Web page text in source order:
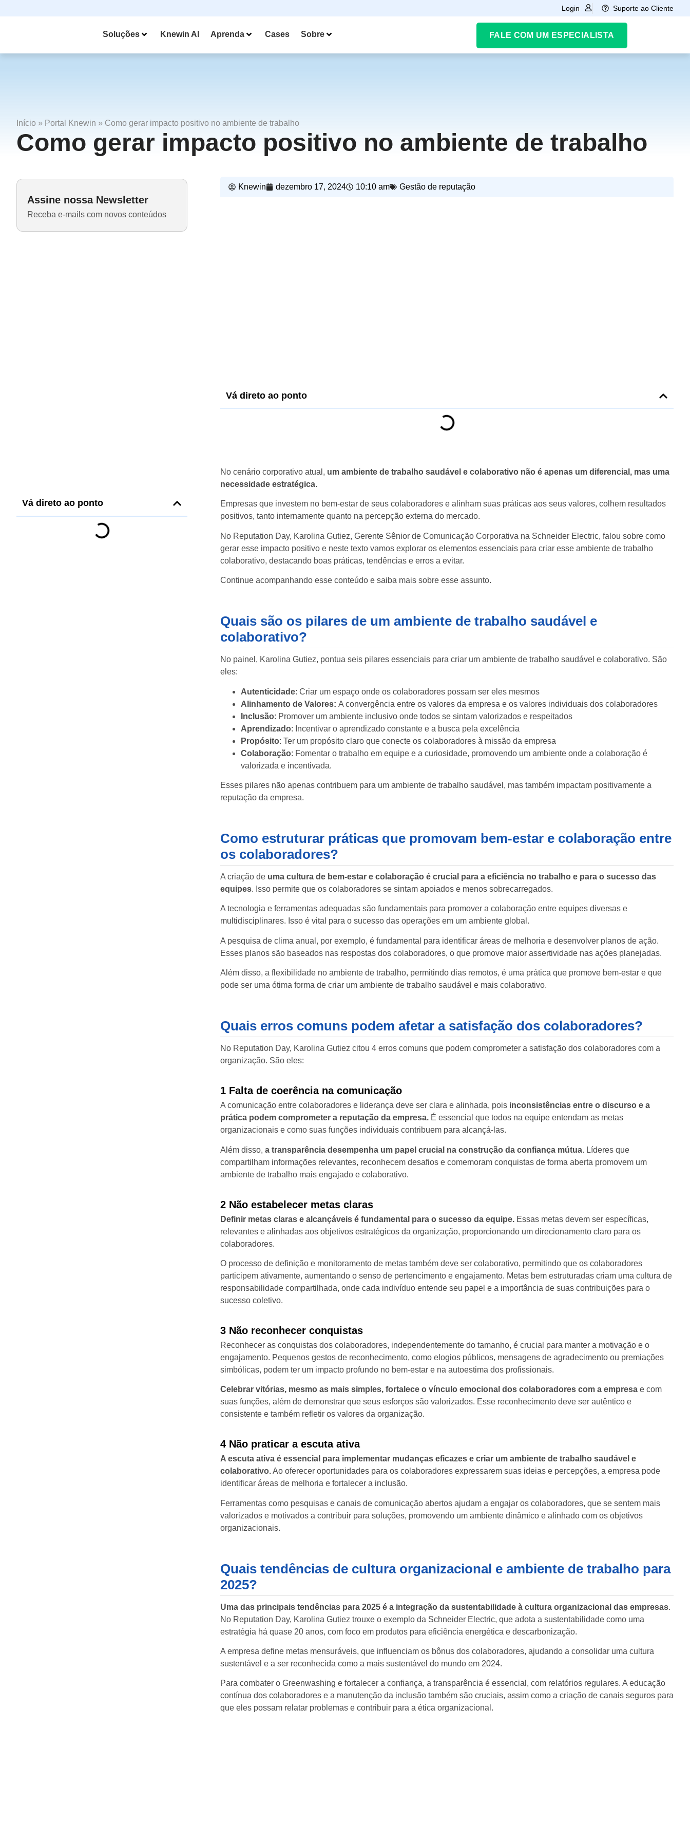
Login Suporte ao Cliente
Soluções Knewin AI Aprenda Cases Sobre FALE COM UM ESPECIALISTA
Início » Portal Knewin » Como gerar impacto positivo no ambiente de trabalho
Como gerar impacto positivo no ambiente de trabalho
Assine nossa Newsletter
Receba e-mails com novos conteúdos
Vá direto ao ponto
Knewin dezembro 17, 2024 10:10 am Gestão de reputação
Vá direto ao ponto
No cenário corporativo atual, um ambiente de trabalho saudável e colaborativo não é apenas um diferencial, mas uma
necessidade estratégica.
Empresas que investem no bem-estar de seus colaboradores e alinham suas práticas aos seus valores, colhem resultados
positivos, tanto internamente quanto na percepção externa do mercado.
No Reputation Day, Karolina Gutiez, Gerente Sênior de Comunicação Corporativa na Schneider Electric, falou sobre como
gerar esse impacto positivo e neste texto vamos explorar os elementos essenciais para criar esse ambiente de trabalho
colaborativo, destacando boas práticas, tendências e erros a evitar.
Continue acompanhando esse conteúdo e saiba mais sobre esse assunto.
Quais são os pilares de um ambiente de trabalho saudável e
colaborativo?
No painel, Karolina Gutiez, pontua seis pilares essenciais para criar um ambiente de trabalho saudável e colaborativo. São
eles:
Autenticidade: Criar um espaço onde os colaboradores possam ser eles mesmos
Alinhamento de Valores: A convergência entre os valores da empresa e os valores individuais dos colaboradores
Inclusão: Promover um ambiente inclusivo onde todos se sintam valorizados e respeitados
Aprendizado: Incentivar o aprendizado constante e a busca pela excelência
Propósito: Ter um propósito claro que conecte os colaboradores à missão da empresa
Colaboração: Fomentar o trabalho em equipe e a curiosidade, promovendo um ambiente onde a colaboração é
valorizada e incentivada.
Esses pilares não apenas contribuem para um ambiente de trabalho saudável, mas também impactam positivamente a
reputação da empresa.
Como estruturar práticas que promovam bem-estar e colaboração entre
os colaboradores?
A criação deuma cultura de bem-estar e colaboração é crucial para a eficiência no trabalho e para o sucesso das
equipes. Isso permite que os colaboradores se sintam apoiados e menos sobrecarregados.
A tecnologia e ferramentas adequadas são fundamentais para promover a colaboração entre equipes diversas e
multidisciplinares. Isso é vital para o sucesso das operações em um ambiente global.
A pesquisa de clima anual, por exemplo, é fundamental para identificar áreas de melhoria e desenvolver planos de ação.
Esses planos são baseados nas respostas dos colaboradores, o que promove maior assertividade nas ações planejadas.
Além disso, a flexibilidade no ambiente de trabalho, permitindo dias remotos, é uma prática que promove bem-estar e que
pode ser uma ótima forma de criar um ambiente de trabalho saudável e mais colaborativo.
Quais erros comuns podem afetar a satisfação dos colaboradores?
No Reputation Day, Karolina Gutiez citou 4 erros comuns que podem comprometer a satisfação dos colaboradores com a
organização. São eles:
1 Falta de coerência na comunicação
A comunicação entre colaboradores e liderança deve ser clara e alinhada, poisinconsistências entre o discurso e a
prática podem comprometer a reputação da empresa.É essencial que todos na equipe entendam as metas
organizacionais e como suas funções individuais contribuem para alcançá-las.
Além disso, a transparência desempenha um papel crucial na construção da confiança mútua. Líderes que
compartilham informações relevantes, reconhecem desafios e comemoram conquistas de forma aberta promovem um
ambiente de trabalho mais engajado e colaborativo.
2 Não estabelecer metas claras
Definir metas claras e alcançáveis é fundamental para o sucesso da equipe.Essas metas devem ser específicas,
relevantes e alinhadas aos objetivos estratégicos da organização, proporcionando um direcionamento claro para os
colaboradores.
O processo de definição e monitoramento de metas também deve ser colaborativo, permitindo que os colaboradores
participem ativamente, aumentando o senso de pertencimento e engajamento. Metas bem estruturadas criam uma cultura de
responsabilidade compartilhada, onde cada indivíduo entende seu papel e a importância de suas contribuições para o
sucesso coletivo.
3 Não reconhecer conquistas
Reconhecer as conquistas dos colaboradores, independentemente do tamanho, é crucial para manter a motivação e o
engajamento. Pequenos gestos de reconhecimento, como elogios públicos, mensagens de agradecimento ou premiações
simbólicas, podem ter um impacto profundo no bem-estar e na autoestima dos profissionais.
Celebrar vitórias, mesmo as mais simples, fortalece o vínculo emocional dos colaboradores com a empresae com
suas funções, além de demonstrar que seus esforços são valorizados. Esse reconhecimento deve ser autêntico e
consistente e também refletir os valores da organização.
4 Não praticar a escuta ativa
A escuta ativa é essencial para implementar mudanças eficazes e criar um ambiente de trabalho saudável e
colaborativo.Ao oferecer oportunidades para os colaboradores expressarem suas ideias e percepções, a empresa pode
identificar áreas de melhoria e fortalecer a inclusão.
Ferramentas como pesquisas e canais de comunicação abertos ajudam a engajar os colaboradores, que se sentem mais
valorizados e motivados a contribuir para soluções, promovendo um ambiente dinâmico e alinhado com os objetivos
organizacionais.
Quais tendências de cultura organizacional e ambiente de trabalho para
2025?
Uma das principais tendências para 2025 é a integração da sustentabilidade à cultura organizacional das empresas.
No Reputation Day, Karolina Gutiez trouxe o exemplo da Schneider Electric, que adota a sustentabilidade como uma
estratégia há quase 20 anos, com foco em produtos para eficiência energética e descarbonização.
A empresa define metas mensuráveis, que influenciam os bônus dos colaboradores, ajudando a consolidar uma cultura
sustentável e a ser reconhecida como a mais sustentável do mundo em 2024.
Para combater o Greenwashing e fortalecer a confiança, a transparência é essencial, com relatórios regulares. A educação
contínua dos colaboradores e a manutenção da inclusão também são cruciais, assim como a criação de canais seguros para
que eles possam relatar problemas e contribuir para a ética organizacional.